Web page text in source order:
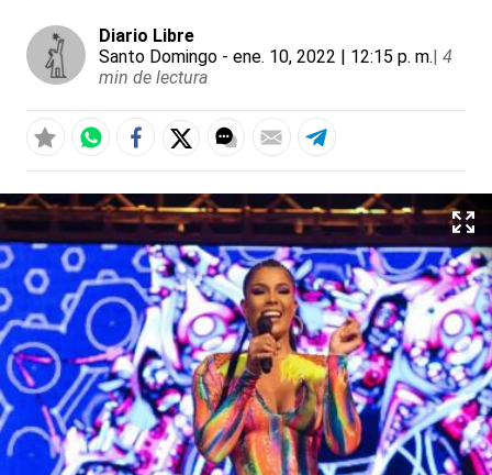
Diario Libre
Santo Domingo - ene. 10, 2022 | 12:15 p. m.| 4
min de lectura